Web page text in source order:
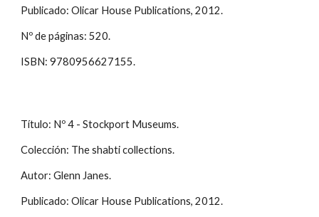
Publicado: Olicar House Publications, 2012.
Nº de páginas: 520.
ISBN: 9780956627155.
Título: Nº 4 - Stockport Museums.
Colección: The shabti collections.
Autor: Glenn Janes.
Publicado: Olicar House Publications, 2012.